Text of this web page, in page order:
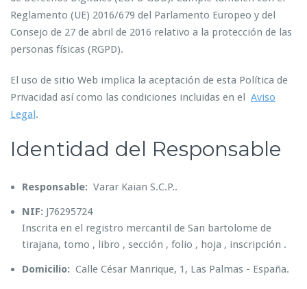
Reglamento (UE) 2016/679 del Parlamento Europeo y del
Consejo de 27 de abril de 2016 relativo a la protección de las
personas físicas (RGPD).
El uso de sitio Web implica la aceptación de esta Política de
Privacidad así como las condiciones incluidas en el Aviso
Legal.
Identidad del Responsable
Responsable: Varar Kaian S.C.P..
NIF: J76295724
Inscrita en el registro mercantil de San bartolome de
tirajana, tomo , libro , sección , folio , hoja , inscripción .
Domicilio: Calle César Manrique, 1, Las Palmas - España.